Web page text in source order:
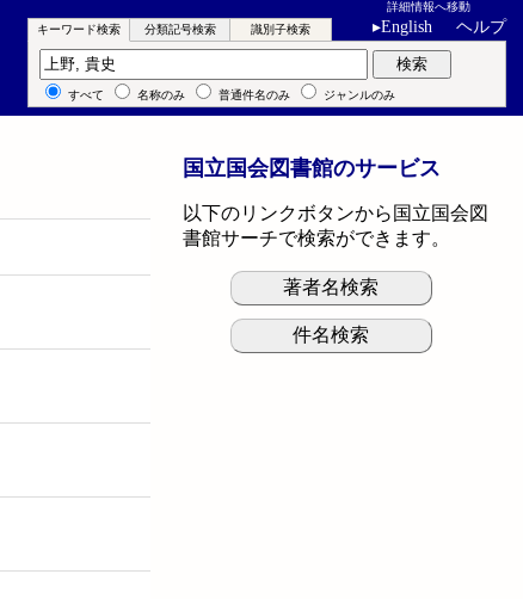
詳細情報へ移動
▸English ヘルプ
キーワード検索 分類記号検索 識別子検索
キーワード検索 検索
すべて 名称のみ 普通件名のみ ジャンルのみ
国立国会図書館のサービス
以下のリンクボタンから国立国会図
書館サーチで検索ができます。
著者名検索
件名検索